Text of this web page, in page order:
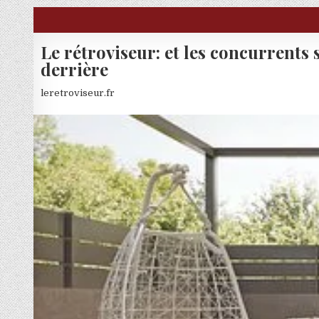
Skip to content
Le rétroviseur: et les concurrents
derrière
leretroviseur.fr